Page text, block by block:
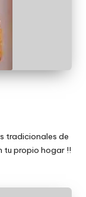
tradicionales de
tu propio hogar !!